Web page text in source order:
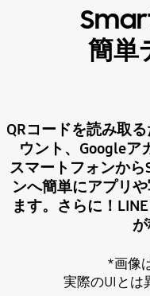
簡単
QRコードを読み取
ウント、Googleア
スマートフォンから
ンへ簡単にアプリ
ます。さらに！
が
*画像
実際のUIとは